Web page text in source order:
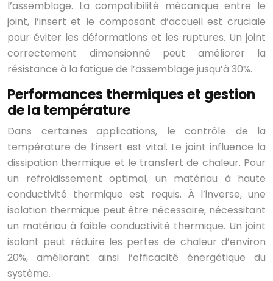
l’assemblage. La compatibilité mécanique entre le
joint, l’insert et le composant d’accueil est cruciale
pour éviter les déformations et les ruptures. Un joint
correctement dimensionné peut améliorer la
résistance à la fatigue de l’assemblage jusqu’à 30%.
Performances thermiques et gestion
de la température
Dans certaines applications, le contrôle de la
température de l’insert est vital. Le joint influence la
dissipation thermique et le transfert de chaleur. Pour
un refroidissement optimal, un matériau à haute
conductivité thermique est requis. À l’inverse, une
isolation thermique peut être nécessaire, nécessitant
un matériau à faible conductivité thermique. Un joint
isolant peut réduire les pertes de chaleur d’environ
20%, améliorant ainsi l’efficacité énergétique du
système.